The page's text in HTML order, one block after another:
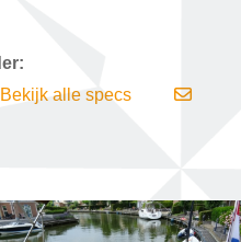
Bekijk alle specs